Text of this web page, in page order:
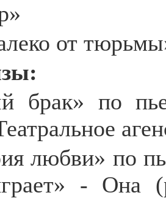
от
брак» по
любви» по
- Она